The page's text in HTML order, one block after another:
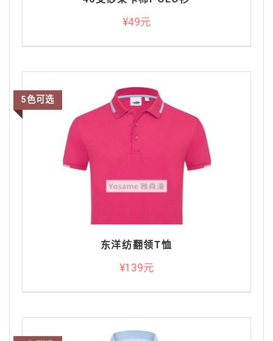
¥49元
东洋纺翻领T恤
¥139元
5色可选